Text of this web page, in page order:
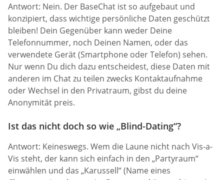
Antwort: Nein. Der BaseChat ist so aufgebaut und
konzipiert, dass wichtige persönliche Daten geschützt
bleiben! Dein Gegenüber kann weder Deine
Telefonnummer, noch Deinen Namen, oder das
verwendete Gerät (Smartphone oder Telefon) sehen.
Nur wenn Du dich dazu entscheidest, diese Daten mit
anderen im Chat zu teilen zwecks Kontaktaufnahme
oder Wechsel in den Privatraum, gibst du deine
Anonymität preis.
Ist das nicht doch so wie „Blind-Dating“?
Antwort: Keineswegs. Wem die Laune nicht nach Vis-a-
Vis steht, der kann sich einfach in den „Partyraum“
einwählen und das „Karussell“ (Name eines